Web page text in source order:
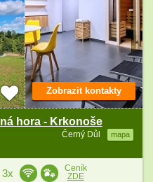
hora - Krkonoše
Černý Důl mapa
Zobrazit kontakty
3x
Ceník
ZDE